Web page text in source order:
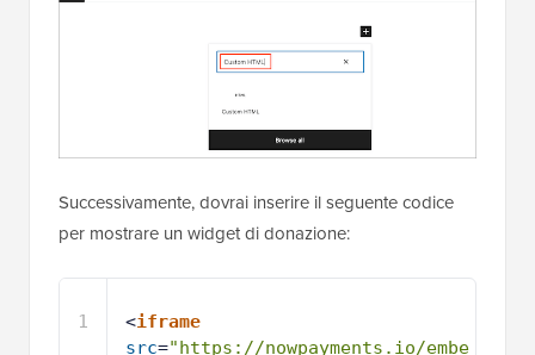
Successivamente, dovrai inserire il seguente codice
per mostrare un widget di donazione:
1 <iframe
src="https://nowpayments.io/embe